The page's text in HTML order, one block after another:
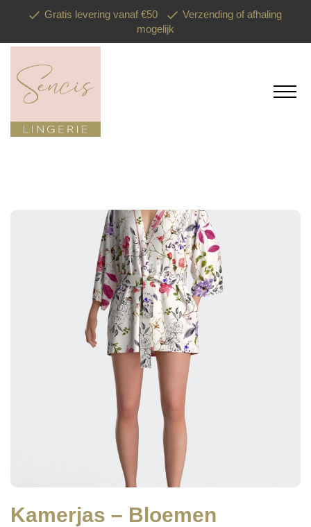
Gratis levering vanaf €50
Verzending of afhaling
mogelijk
Kamerjas – Bloemen